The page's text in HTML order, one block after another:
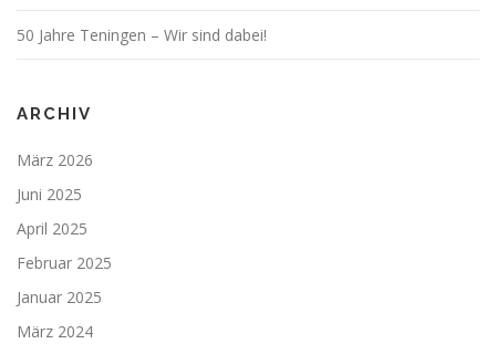
50 Jahre Teningen – Wir sind dabei!
ARCHIV
März 2026
Juni 2025
April 2025
Februar 2025
Januar 2025
März 2024